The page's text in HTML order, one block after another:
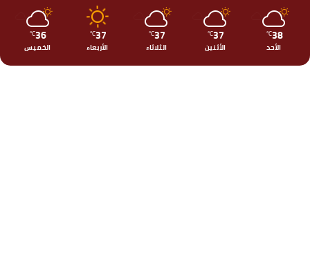
38
℃
الأحد
37
℃
الأثنين
37
℃
الثلاثاء
37
℃
الأربعاء
36
℃
الخميس